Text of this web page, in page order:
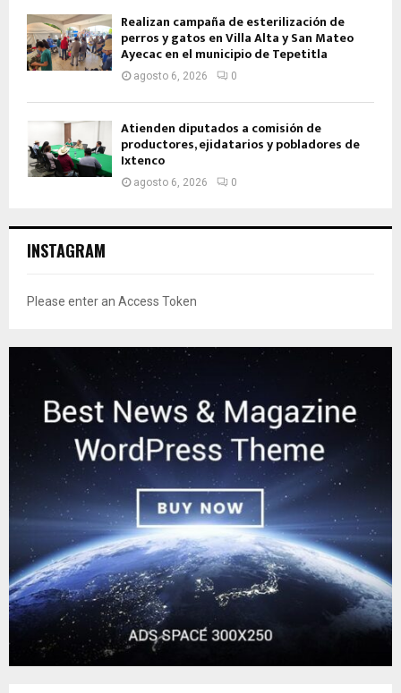
Realizan campaña de esterilización de
perros y gatos en Villa Alta y San Mateo
Ayecac en el municipio de Tepetitla
agosto 6, 2026 0
Atienden diputados a comisión de
productores, ejidatarios y pobladores de
Ixtenco
agosto 6, 2026 0
INSTAGRAM
Please enter an Access Token